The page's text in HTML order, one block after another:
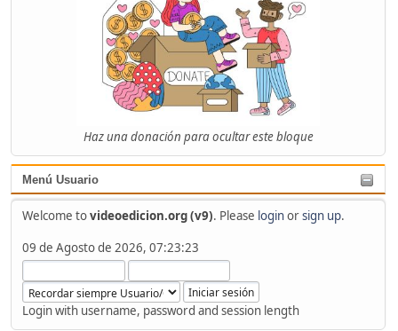
Haz una donación para ocultar este bloque
Menú Usuario
Welcome tovideoedicion.org (v9). Please loginorsign up.
09 de Agosto de 2026, 07:23:23
Login with username, password and session length